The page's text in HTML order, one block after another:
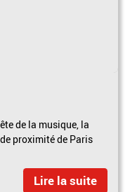
de la musique, la
proximité de Paris
Lire la suite